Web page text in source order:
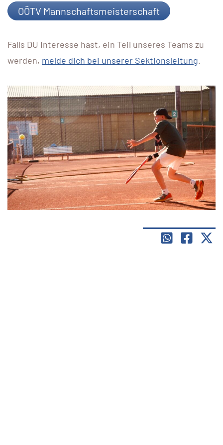
OÖTV Mannschaftsmeisterschaft
Falls DU Interesse hast, ein Teil unseres Teams zu
werden, melde dich bei unserer Sektionsleitung.